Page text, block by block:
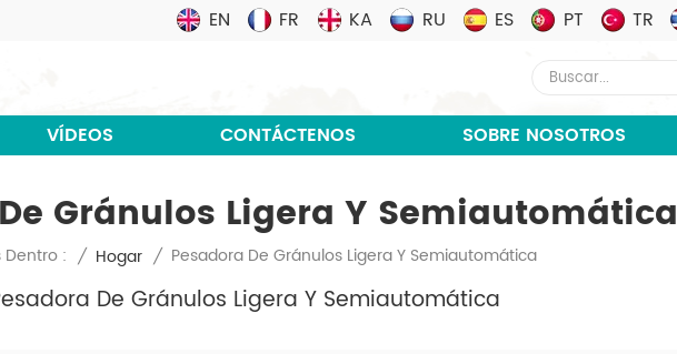
EN FR KA RU ES PT TR
VÍDEOS CONTÁCTENOS SOBRE NOSOTROS
Gránulos Ligera Y Semiautomática
Dentro : / Hogar / Pesadora De Gránulos Ligera Y Semiautomática
De Gránulos Ligera Y Semiautomática